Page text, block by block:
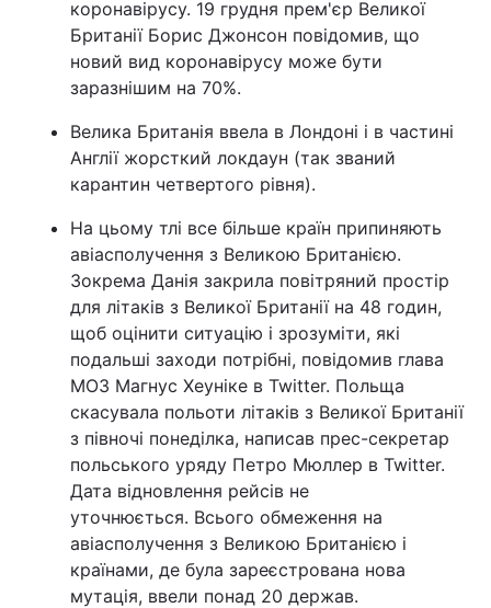
коронавірусу. 19 грудня прем'єр Великої
Британії Борис Джонсон повідомив, що
новий вид коронавірусу може бути
заразнішим на 70%.
Велика Британія ввела в Лондоні і в частині
Англії жорсткий локдаун (так званий
карантин четвертого рівня).
На цьому тлі все більше країн припиняють
авіасполучення з Великою Британією.
Зокрема Данія закрила повітряний простір
для літаків з Великої Британії на 48 годин,
щоб оцінити ситуацію і зрозуміти, які
подальші заходи потрібні, повідомив глава
МОЗ Магнус Хеуніке в Twitter. Польща
скасувала польоти літаків з Великої Британії
з півночі понеділка, написав прес-секретар
польського уряду Петро Мюллер в Twitter.
Дата відновлення рейсів не
уточнюється. Всього обмеження на
авіасполучення з Великою Британією і
країнами, де була зареєстрована нова
мутація, ввели понад 20 держав.